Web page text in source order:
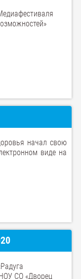
начал свою
виде на
СО «Дворец